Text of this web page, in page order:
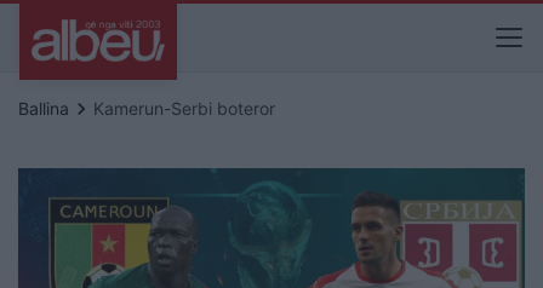
Ballina keyboard_arrow_right Kamerun-Serbi boteror